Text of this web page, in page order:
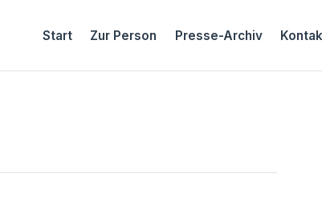
Start Zur Person Presse-Archiv